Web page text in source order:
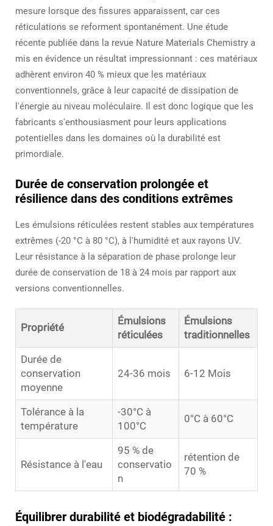
mesure lorsque des fissures apparaissent, car ces
réticulations se reforment spontanément. Une étude
récente publiée dans la revue Nature Materials Chemistry a
mis en évidence un résultat impressionnant : ces matériaux
adhèrent environ 40 % mieux que les matériaux
conventionnels, grâce à leur capacité de dissipation de
l'énergie au niveau moléculaire. Il est donc logique que les
fabricants s'enthousiasment pour leurs applications
potentielles dans les domaines où la durabilité est
primordiale.
Durée de conservation prolongée et
résilience dans des conditions extrêmes
Les émulsions réticulées restent stables aux températures
extrêmes (-20 °C à 80 °C), à l'humidité et aux rayons UV.
Leur résistance à la séparation de phase prolonge leur
durée de conservation de 18 à 24 mois par rapport aux
versions conventionnelles.
Propriété
Émulsions
réticulées
Émulsions
traditionnelles
Durée de
conservation
moyenne
24-36 mois 6-12 Mois
Tolérance à la
température
-30°C à
100°C
0°C à 60°C
Résistance à l'eau
95 % de
conservatio
n
rétention de
70 %
Équilibrer durabilité et biodégradabilité :